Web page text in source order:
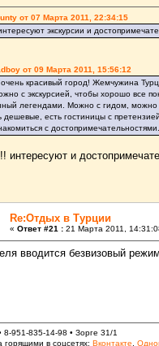
от 07 Марта 2011, 22:34:15
экскурсии и
от 09 Марта 2011, 15:56:12
красивый город! Жемчужина
с экскурсией, чтобы хорошо все
легендами. Можно с гидом, можно
дешевые, есть гостиницы с
с
интересуют и
Re:Отдых в Турции
« Ответ #21 : 21 Марта 2011,
вводится безвизовый
8-951-835-14-98 • Зорге 31/1
горящими в соцсетях: Вконтакте